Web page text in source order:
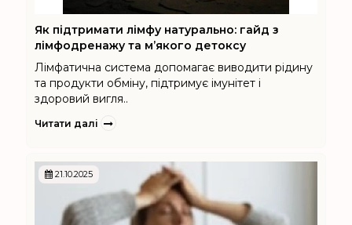
Як підтримати лімфу натурально: гайд з
лімфодренажу та м’якого детоксу
Лімфатична система допомагає виводити рідину
та продукти обміну, підтримує імунітет і
здоровий вигля..
Читати далі
21.10.2025